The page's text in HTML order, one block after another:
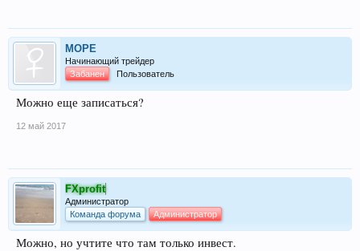
МОРЕ
Начинающий трейдер
Забанен
Пользователь
Можно еще записаться?
12 май 2017
FXprofit
Администратор
Команда форума
Администратор
Можно, но учтите что там только инвест.